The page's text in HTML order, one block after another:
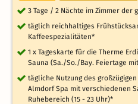
3 Tage / 2 Nächte im Zimmer der
täglich reichhaltiges
Kaffeespezialitäten*
1 x Tageskarte für die Therme
Sauna (Sa./So./Bay. Feiertage
tägliche Nutzung des
Almdorf Spa mit verschiedenen
Ruhebereich (15 - 23 Uhr)*